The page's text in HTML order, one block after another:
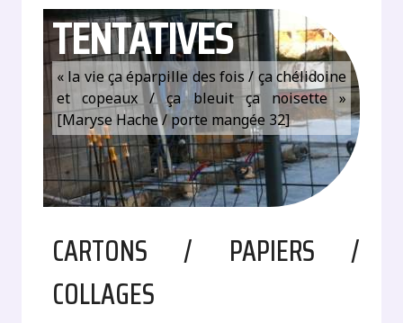
TENTATIVES
« la vie ça éparpille des fois / ça chélidoine
et copeaux / ça bleuit ça noisette »
[Maryse Hache / porte mangée 32]
CARTONS / PAPIERS /
COLLAGES